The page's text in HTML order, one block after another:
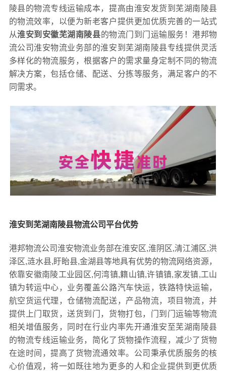
陵县的物流专线运输成本，提高由淮安发货到芜湖南陵县
的物流效率，以便为新老客户提供更加优质完善的一站式
从淮安到安徽芜湖南陵县的物流门到门运输服务！港邦物
流公司淮安物流业务部的淮安到芜湖南陵县专线提供灵活
多样化的物流服务，根据客户的需求量身定制不同的物流
解决方案，包括仓储、配送、分拣等服务，满足客户的不
同需求。
淮安到芜湖南陵县物流公司平台优势
港邦物流公司淮安物流业务部在淮安区,淮阴区,清江浦区,洪
泽区,涟水县,盱眙县,金湖县等地具有优势的物流网络资源，
依靠安徽南陵工业园区,何湾镇,籍山镇,许镇镇,家发镇,工山
镇为转运中心，业务覆盖公路汽车快运，铁路特快运输，
航空货运代理，仓储物流配送，产品物流，项目物流，并
提供上门取货，送货到门，货物打包，门到门运输等物流
相关增值服务，同时在行业内率先开通淮安至芜湖南陵县
的物流专线运输业务，简化了货物操作流程，减少了货物
在途时间，提高了货物流通效率。公司秉承优质服务的核
心价值观，将一如既往地为更多的人和企业提供到更优质